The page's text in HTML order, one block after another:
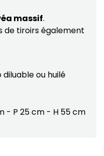
massif.
de tiroirs également
ou huilé
- P 25 cm - H 55 cm